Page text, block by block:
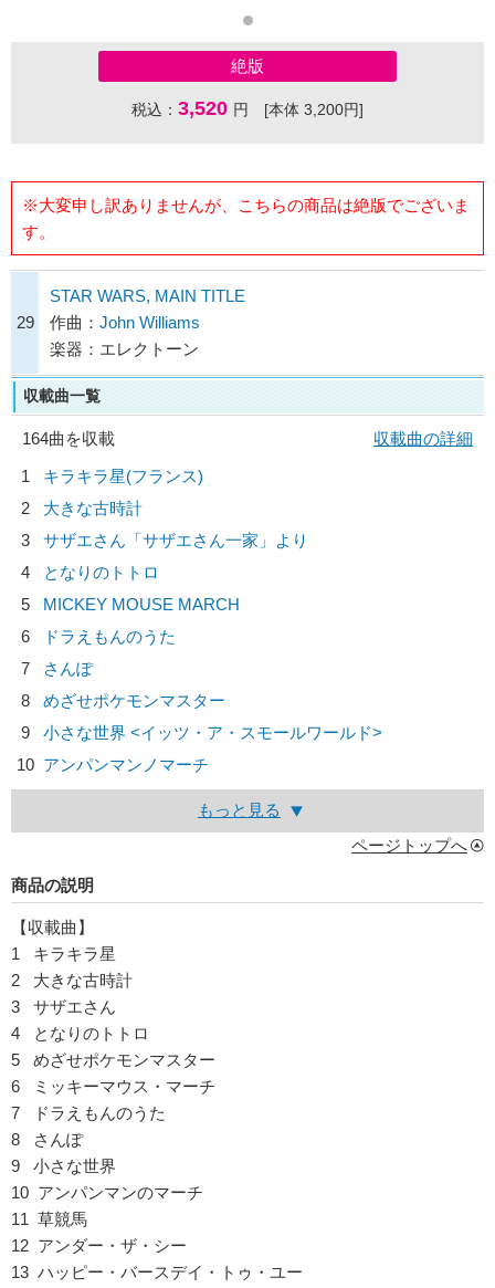
絶版
税込： 3,520 円 [本体 3,200円]
※大変申し訳ありませんが、こちらの商品は絶版でございま
す。
29
STAR WARS, MAIN TITLE
作曲： John Williams
楽器：エレクトーン
収載曲一覧
164曲を収載
収載曲の詳細
1
キラキラ星(フランス)
2
大きな古時計
3
サザエさん「サザエさん一家」より
4
となりのトトロ
5
MICKEY MOUSE MARCH
6
ドラえもんのうた
7
さんぽ
8
めざせポケモンマスター
9
小さな世界 <イッツ・ア・スモールワールド>
10 アンパンマンノマーチ
もっと見る
ページトップへ
商品の説明
【収載曲】
1 キラキラ星
2 大きな古時計
3 サザエさん
4 となりのトトロ
5 めざせポケモンマスター
6 ミッキーマウス・マーチ
7 ドラえもんのうた
8 さんぽ
9 小さな世界
10 アンパンマンのマーチ
11 草競馬
12 アンダー・ザ・シー
13 ハッピー・バースデイ・トゥ・ユー